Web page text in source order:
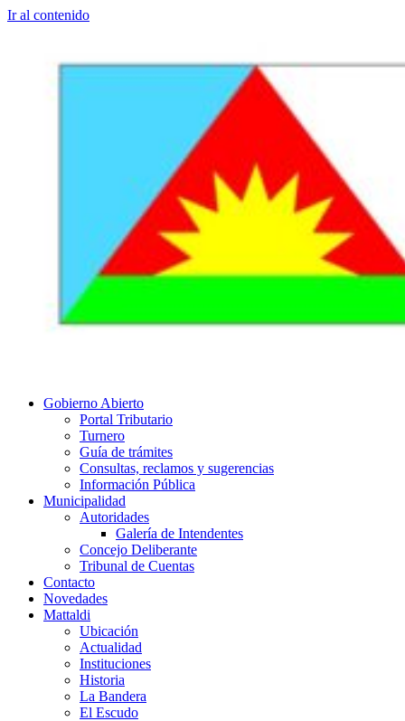
Ir al contenido
Gobierno Abierto
Portal Tributario
Turnero
Guía de trámites
Consultas, reclamos y sugerencias
Información Pública
Municipalidad
Autoridades
Galería de Intendentes
Concejo Deliberante
Tribunal de Cuentas
Contacto
Novedades
Mattaldi
Ubicación
Actualidad
Instituciones
Historia
La Bandera
El Escudo